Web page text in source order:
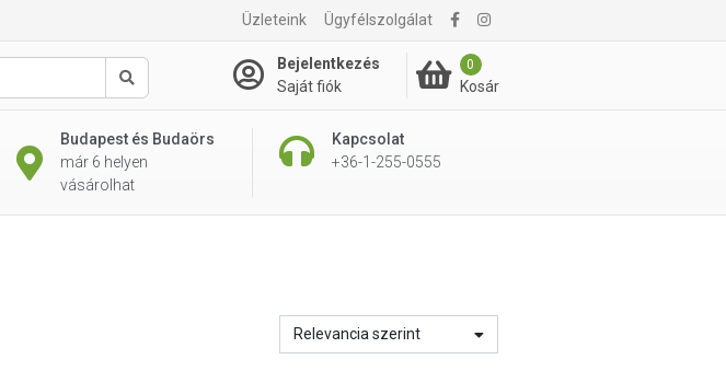
Üzleteink Ügyfélszolgálat
Keresés
Bejelentkezés
Saját fiók
0
Kosár
Budapest és Budaörs
már 6 helyen
vásárolhat
Kapcsolat
+36-1-255-0555
Relevancia szerint